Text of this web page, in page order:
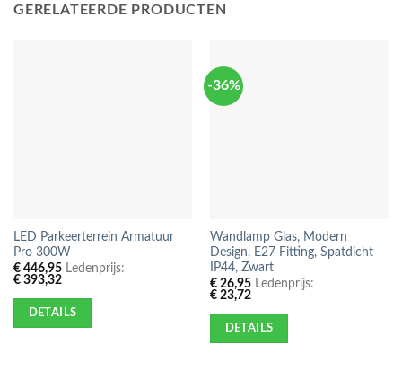
GERELATEERDE PRODUCTEN
LED Parkeerterrein Armatuur
Pro 300W
€446,95Ledenprijs:
€393,32
DETAILS
-36%
Wandlamp Glas, Modern
Design, E27 Fitting, Spatdicht
IP44, Zwart
€26,95Ledenprijs:
€23,72
DETAILS